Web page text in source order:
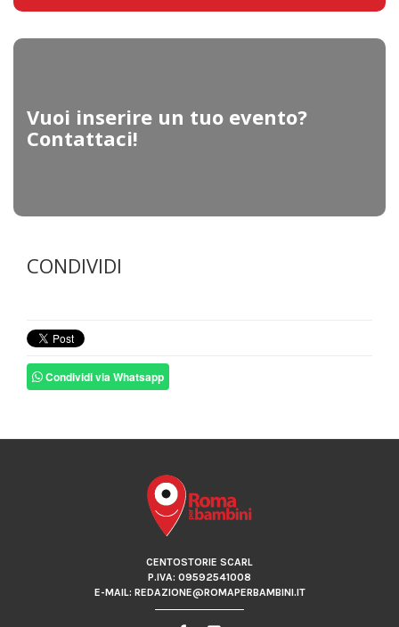
Vuoi inserire un tuo evento?
Contattaci!
CONDIVIDI
Condividi via Whatsapp
CENTOSTORIE SCARL
P.IVA: 09592541008
E-MAIL: REDAZIONE@ROMAPERBAMBINI.IT